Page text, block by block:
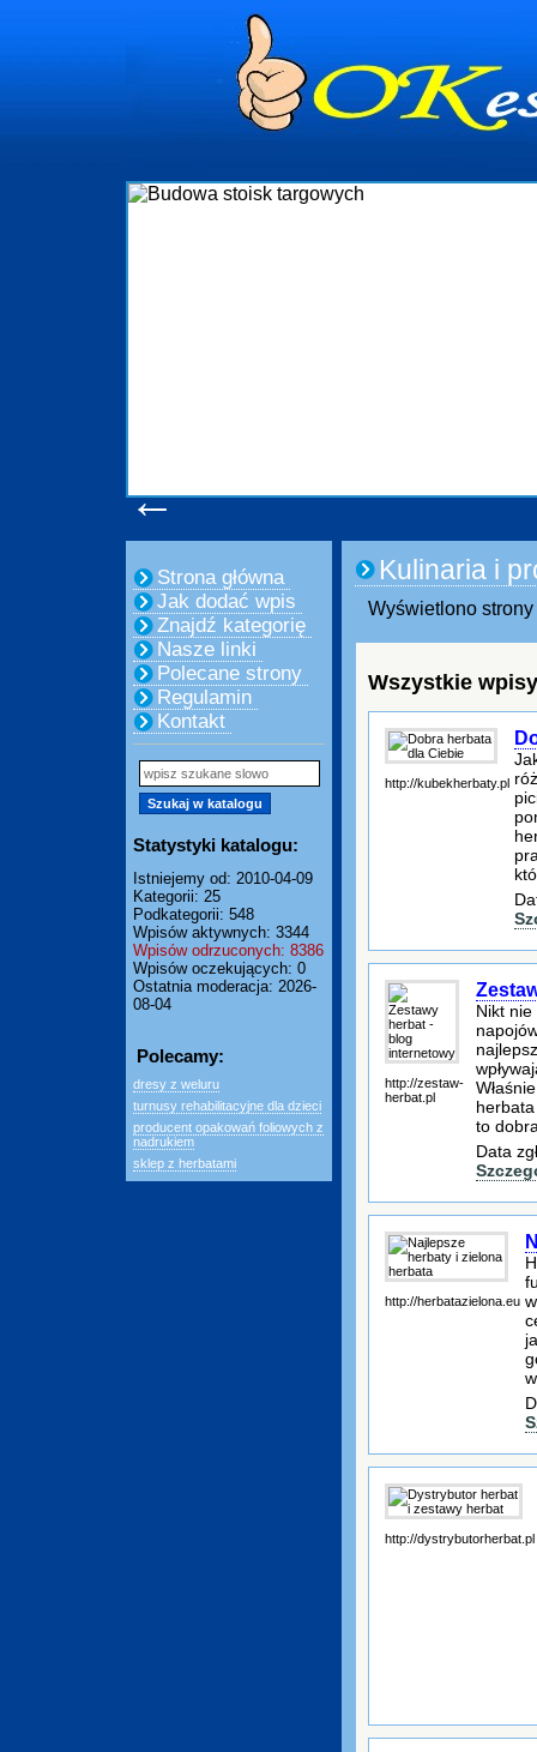
←
Strona główna
Jak dodać wpis
Znajdź kategorię
Nasze linki
Polecane strony
Regulamin
Kontakt
Statystyki katalogu:
Istniejemy od: 2010-04-09
Kategorii: 25
Podkategorii: 548
Wpisów aktywnych: 3344
Wpisów odrzuconych: 8386
Wpisów oczekujących: 0
Ostatnia moderacja: 2026-
08-04
Polecamy:
dresy z weluru
turnusy rehabilitacyjne dla dzieci
producent opakowań foliowych z
nadrukiem
sklep z herbatami
Kulinaria i
Wyświetlono
Wszystkie
http://kubekherbaty.pl
http://zestaw-
herbat.pl
Nikt
to
Data
http://herbatazielona.eu
http://dystrybutorherbat.pl